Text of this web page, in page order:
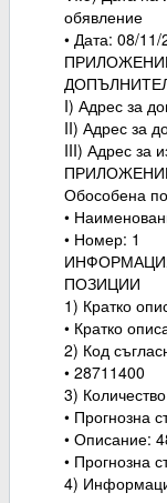
обявление
• Дата: 08/11/
I) Адрес за
II) Адрес за
III) Адрес за
Обособена
•
• Номер: 1
ПОЗИЦИИ
1) Кратко
• Кратко
2) Код
• 28711400
3)
• Прогнозна
• Описание:
• Прогнозна
4)